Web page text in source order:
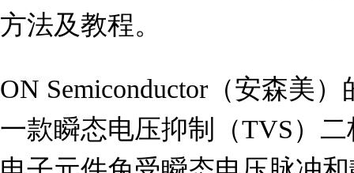
方法及教程。
ON Semiconductor（安森美
一款瞬态电压抑制（TVS）